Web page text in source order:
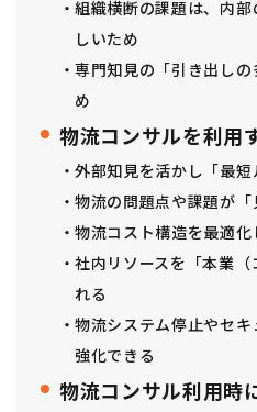
組織横断の課題は、内
しいため
専門知見の「引き出し
め
物流コンサルを利用
外部知見を活かし「最
物流の問題点や課題が「
物流コスト構造を最適
社内リソースを「本業
れる
物流システム停止やセ
強化できる
物流コンサル利用時